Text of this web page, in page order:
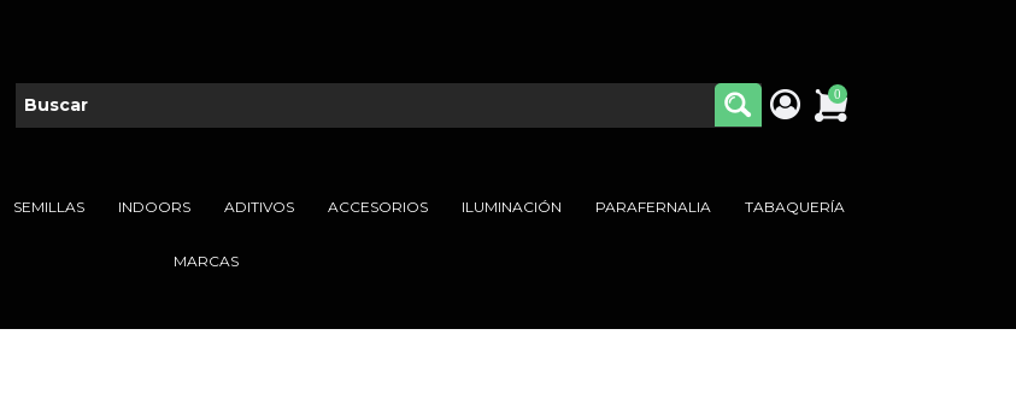
0
SEMILLAS INDOORS ADITIVOS ACCESORIOS ILUMINACIÓN PARAFERNALIA TABAQUERÍA
MARCAS